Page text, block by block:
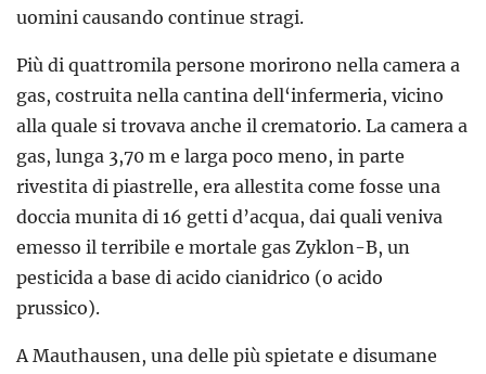
uomini causando continue stragi.
Più di quattromila persone morirono nella camera a
gas, costruita nella cantina dell‘infermeria, vicino
alla quale si trovava anche il crematorio. La camera a
gas, lunga 3,70 m e larga poco meno, in parte
rivestita di piastrelle, era allestita come fosse una
doccia munita di 16 getti d’acqua, dai quali veniva
emesso il terribile e mortale gas Zyklon-B, un
pesticida a base di acido cianidrico (o acido
prussico).
A Mauthausen, una delle più spietate e disumane